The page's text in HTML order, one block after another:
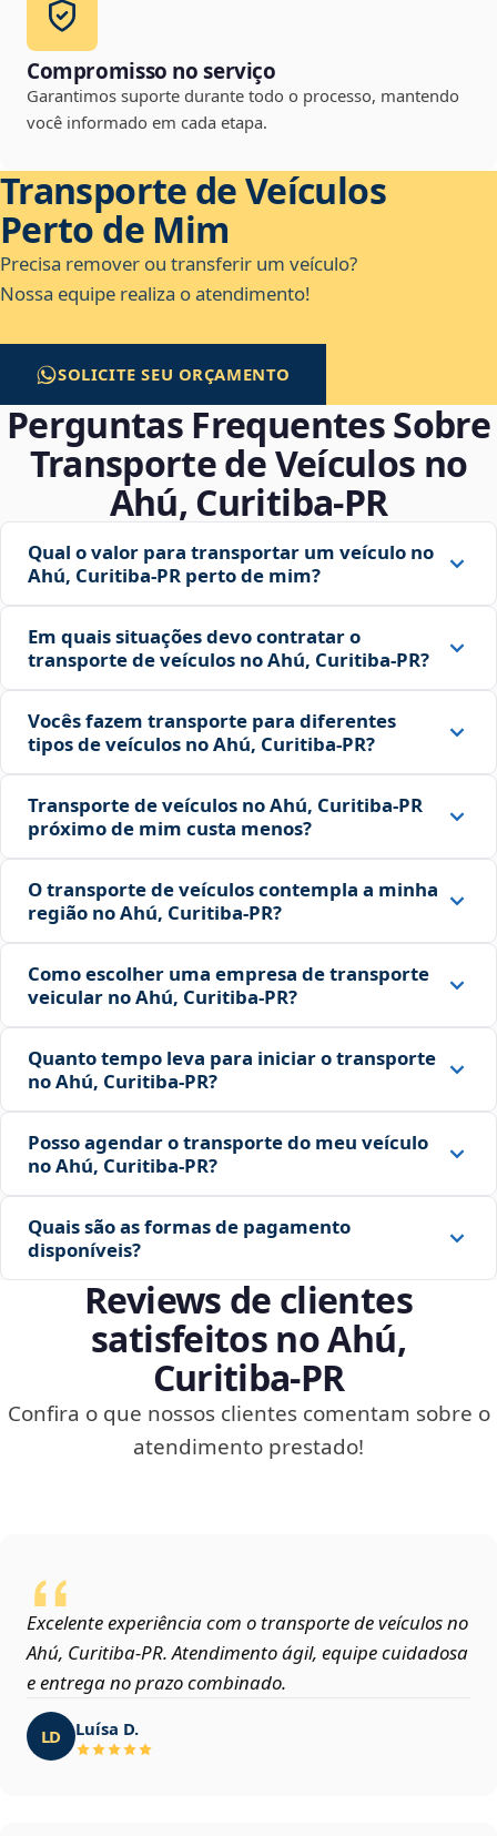
Compromisso no serviço
Garantimos suporte durante todo o processo, mantendo
você informado em cada etapa.
Transporte de Veículos
Perto de Mim
Precisa remover ou transferir um veículo?
Nossa equipe realiza o atendimento!
SOLICITE SEU ORÇAMENTO
Perguntas Frequentes Sobre
Transporte de Veículos no
Ahú, Curitiba‑PR
Qual o valor para transportar um veículo no
Ahú, Curitiba‑PR perto de mim?
Em quais situações devo contratar o
transporte de veículos no Ahú, Curitiba‑PR?
Vocês fazem transporte para diferentes
tipos de veículos no Ahú, Curitiba‑PR?
Transporte de veículos no Ahú, Curitiba‑PR
próximo de mim custa menos?
O transporte de veículos contempla a minha
região no Ahú, Curitiba‑PR?
Como escolher uma empresa de transporte
veicular no Ahú, Curitiba‑PR?
Quanto tempo leva para iniciar o transporte
no Ahú, Curitiba‑PR?
Posso agendar o transporte do meu veículo
no Ahú, Curitiba‑PR?
Quais são as formas de pagamento
disponíveis?
Reviews de clientes
satisfeitos no Ahú,
Curitiba‑PR
Confira o que nossos clientes comentam sobre o
atendimento prestado!
Excelente experiência com o transporte de veículos no
Ahú, Curitiba‑PR. Atendimento ágil, equipe cuidadosa
e entrega no prazo combinado.
LD Luísa D.